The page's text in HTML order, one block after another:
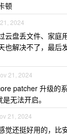
顿
2024
云盘丢文件、家庭
也解决不了，最后
21, 2024
patcher 升级的
无法开启。
21, 2024
觉还挺好用的，比